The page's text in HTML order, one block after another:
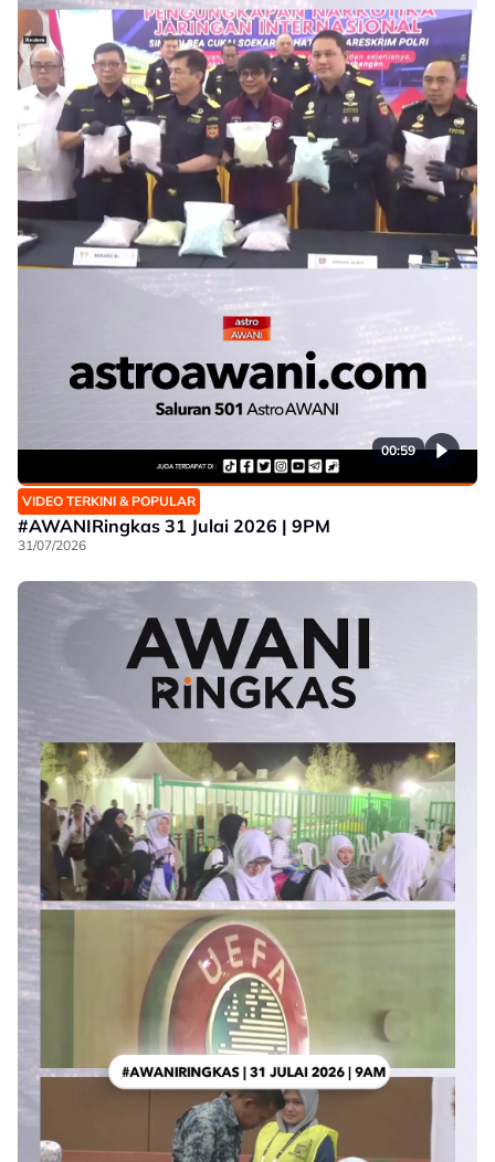
00:59
VIDEO TERKINI & POPULAR
#AWANIRingkas 31 Julai 2026 | 9PM
31/07/2026